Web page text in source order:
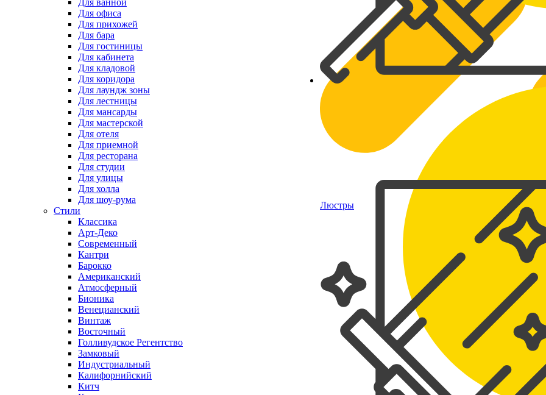
Люстры
Для ванной
Для офиса
Для прихожей
Для бара
Для гостиницы
Для кабинета
Для кладовой
Для коридора
Для лаундж зоны
Для лестницы
Для мансарды
Для мастерской
Для отеля
Для приемной
Для ресторана
Для студии
Для улицы
Для холла
Для шоу-рума
Стили
Классика
Арт-Деко
Современный
Кантри
Барокко
Американский
Атмосферный
Бионика
Венецианский
Винтаж
Восточный
Голливудское Регентство
Замковый
Индустриальный
Калифорнийский
Китч